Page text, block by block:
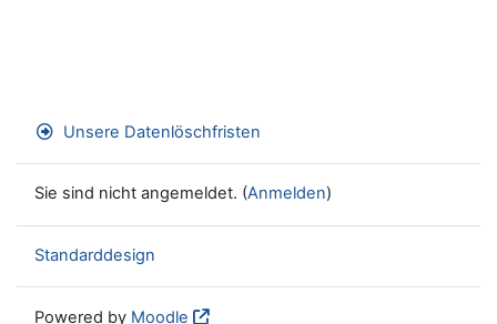
Unsere Datenlöschfristen
Sie sind nicht angemeldet. (Anmelden)
Standarddesign
Powered by Moodle